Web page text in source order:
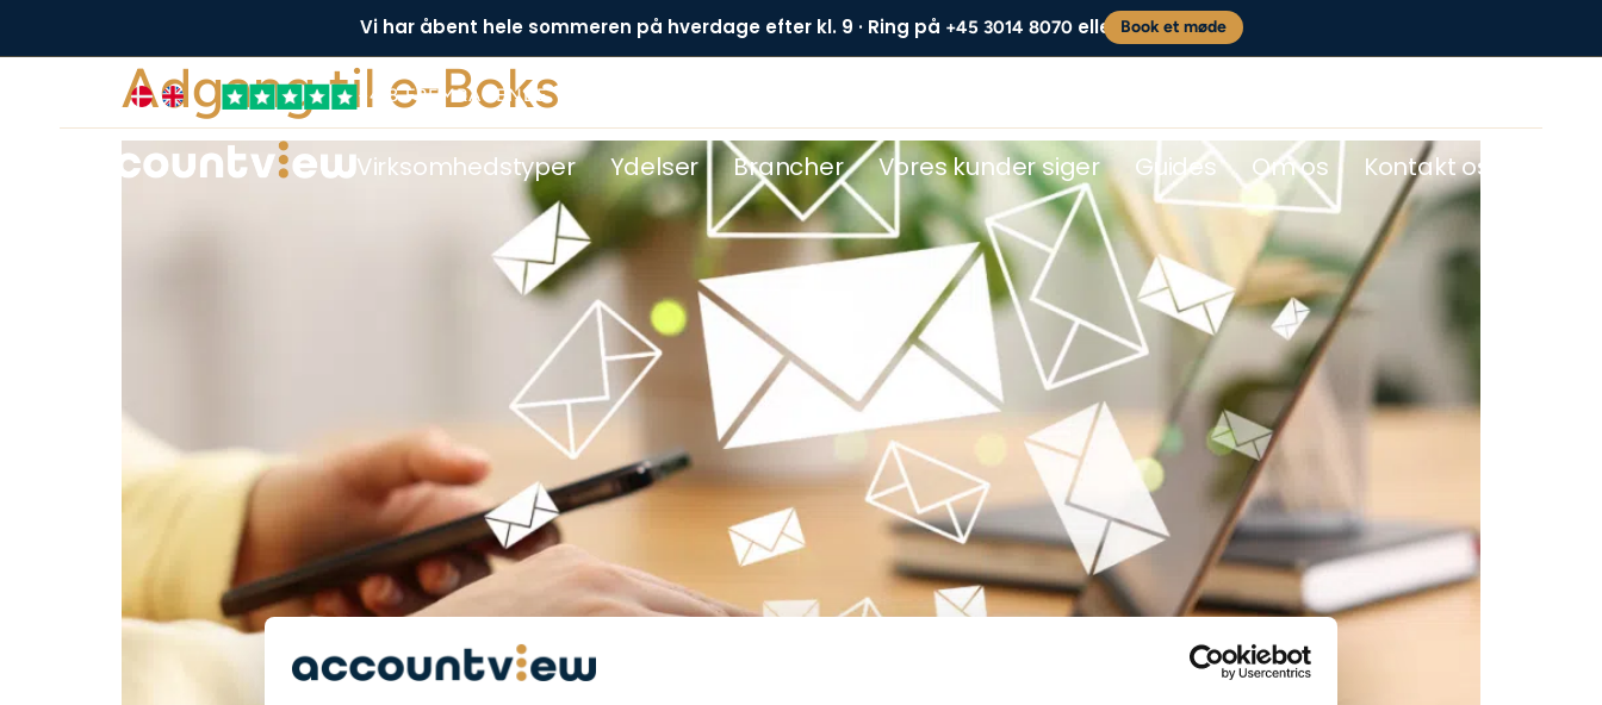
Vi har åbent hele sommeren på hverdage efter kl. 9 · Ring på +45 3014 8070eller Book et møde
+4,8 FREMRAGENDE
Virksomhedstyper Ydelser Brancher Vores kunder siger Guides Om os Kontakt os
Adgang til e-Boks